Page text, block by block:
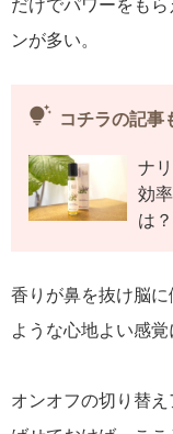
だけでパワーをも
ンが多い。
tips_and_updates コチラの記事
ナ
効
は？
香りが鼻を抜け脳に
ような心地よい感覚
オンオフの切り替